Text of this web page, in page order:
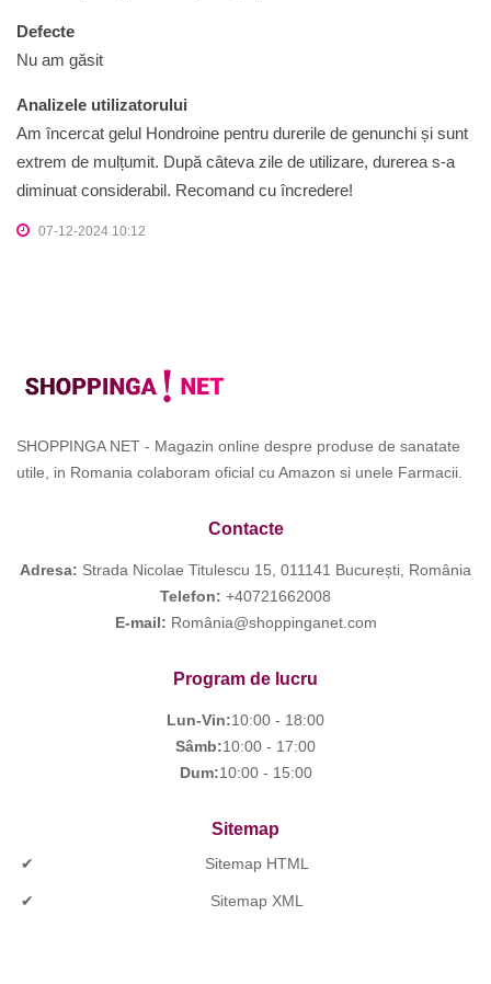
Defecte
Nu am găsit
Analizele utilizatorului
Am încercat gelul Hondroine pentru durerile de genunchi și sunt
extrem de mulțumit. După câteva zile de utilizare, durerea s-a
diminuat considerabil. Recomand cu încredere!
07-12-2024 10:12
SHOPPINGA NET - Magazin online despre produse de sanatate
utile, in Romania colaboram oficial cu Amazon si unele Farmacii.
Contacte
Adresa: Strada Nicolae Titulescu 15, 011141 București, România
Telefon: +40721662008
E-mail: România@shoppinganet.com
Program de lucru
Lun-Vin:10:00 - 18:00
Sâmb:10:00 - 17:00
Dum:10:00 - 15:00
Sitemap
Sitemap HTML
Sitemap XML